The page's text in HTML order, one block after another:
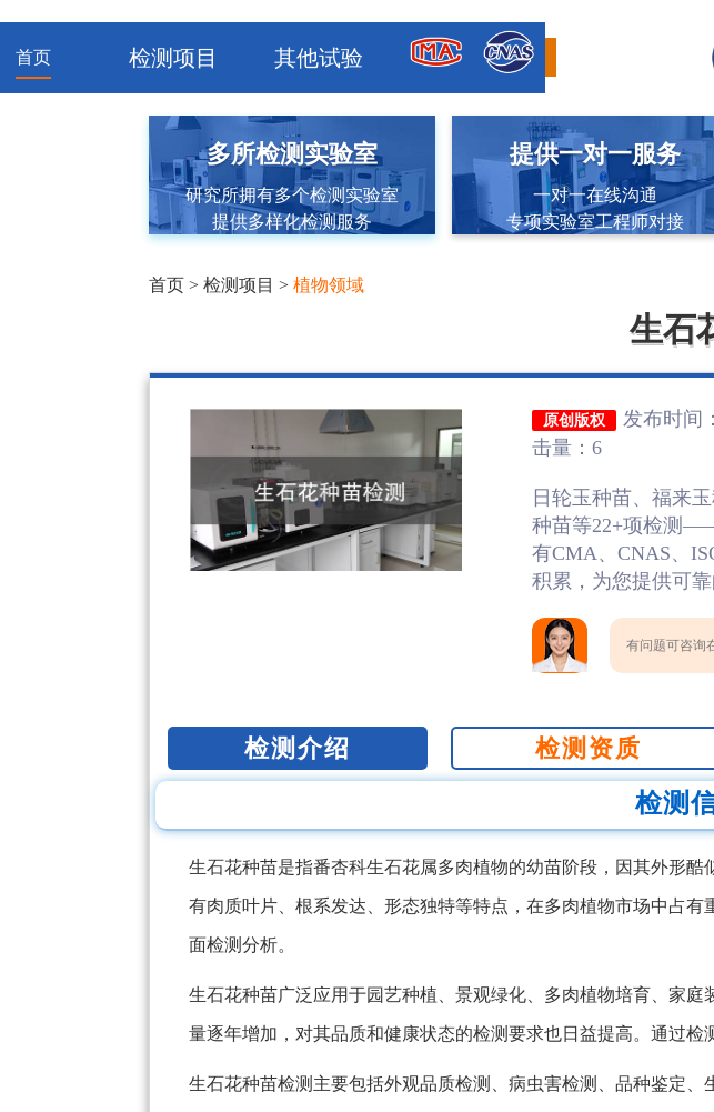
首页 检测项目 其他试验
多所检测实验室
研究所拥有多个检测实验室
提供多样化检测服务
提供一对一服务
一对一在线沟通
专项实验室工程师对接
首页 >检测项目 >植物领域
生石
原创版权 发布时间
击量：6
日轮玉种苗、福来
种苗等22+项检测
有CMA、CNAS、
积累，为您提供可靠
有问题可咨询
检测介绍 检测资质
检测
生石花种苗是指番杏科生石花属多肉植物的幼苗阶段，因其外形
有肉质叶片、根系发达、形态独特等特点，在多肉植物市场中占
面检测分析。
生石花种苗广泛应用于园艺种植、景观绿化、多肉植物培育、家
量逐年增加，对其品质和健康状态的检测要求也日益提高。通过检
生石花种苗检测主要包括外观品质检测、病虫害检测、品种鉴定